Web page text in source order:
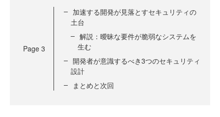
Page 3
加速する開発が見落とすセキュリティの
土台
解説：曖昧な要件が脆弱なシステムを
生む
開発者が意識するべき3つのセキュリティ
設計
まとめと次回